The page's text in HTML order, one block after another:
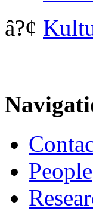
â?¢
People